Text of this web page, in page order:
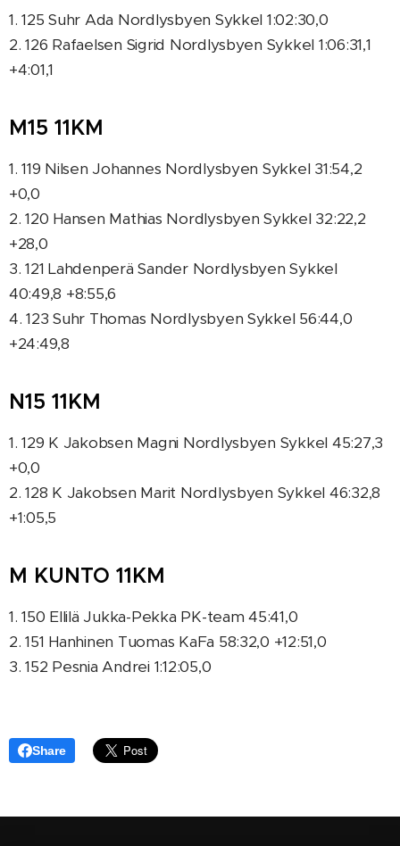
1. 125 Suhr Ada Nordlysbyen Sykkel 1:02:30,0
2. 126 Rafaelsen Sigrid Nordlysbyen Sykkel 1:06:31,1
+4:01,1
M15 11KM
1. 119 Nilsen Johannes Nordlysbyen Sykkel 31:54,2
+0,0
2. 120 Hansen Mathias Nordlysbyen Sykkel 32:22,2
+28,0
3. 121 Lahdenperä Sander Nordlysbyen Sykkel
40:49,8 +8:55,6
4. 123 Suhr Thomas Nordlysbyen Sykkel 56:44,0
+24:49,8
N15 11KM
1. 129 K Jakobsen Magni Nordlysbyen Sykkel 45:27,3
+0,0
2. 128 K Jakobsen Marit Nordlysbyen Sykkel 46:32,8
+1:05,5
M KUNTO 11KM
1. 150 Ellilä Jukka-Pekka PK-team 45:41,0
2. 151 Hanhinen Tuomas KaFa 58:32,0 +12:51,0
3. 152 Pesnia Andrei 1:12:05,0
Share